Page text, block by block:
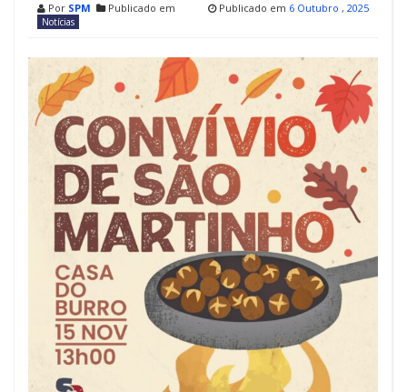
Por SPM Publicado em
Notícias
Publicado em 6 Outubro , 2025